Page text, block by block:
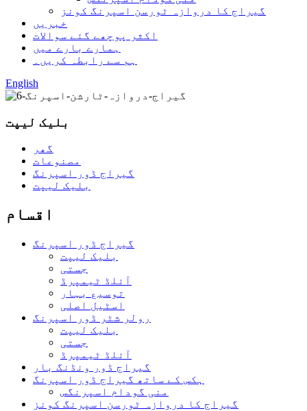
گیراج کا دروازہ ٹورسن اسپرنگ کونز
خبریں
اکثر پوچھے گئے سوالات
ہمارے بارے میں
ہم سے رابطہ کریں۔
English
بلیک لیپت
گھر
مصنوعات
گیراج ڈور اسپرنگ
بلیک لیپت
اقسام
گیراج ڈور اسپرنگ
بلیک لیپت
جستی
آئلڈ ٹیمپرڈ
توسیع بہار
اسٹیل اصلی
رولر شٹر ڈور اسپرنگ
بلیک لیپت
جستی
آئلڈ ٹیمپرڈ
گیراج ڈور ونڈنگ بار
ہکس کے ساتھ گیراج ڈور اسپرنگ
منی گودام اسپرنگس
گیراج کا دروازہ ٹورسن اسپرنگ کونز